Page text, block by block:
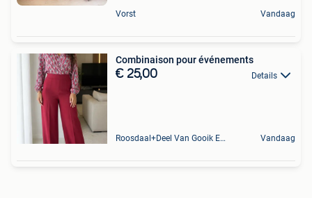
Vorst Vandaag
Combinaison pour événements
€ 25,00 Details
Roosdaal+Deel Van Gooik En Sint-Kwintens-Lennik Vandaag